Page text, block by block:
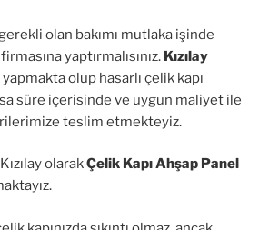
olan bakımı mutlaka işinde
yaptırmalısınız. Kızılay
yapmakta olup hasarlı çelik kapı
süre içerisinde ve uygun maliyet ile
teslim etmekteyiz.
olarakÇelik Kapı Ahşap Panel